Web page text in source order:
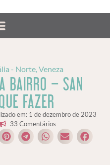
- Norte Veneza
BAIRRO – SAN
FAZER
em: 1 de dezembro de 2023
33 Comentários